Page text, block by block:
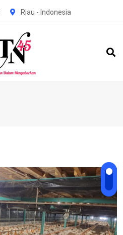
Riau - Indonesia